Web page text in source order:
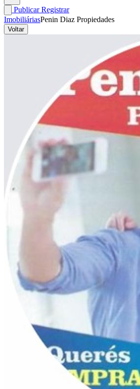
PublicarRegistrar
ImobiliáriasPenin Diaz Propiedades
Voltar